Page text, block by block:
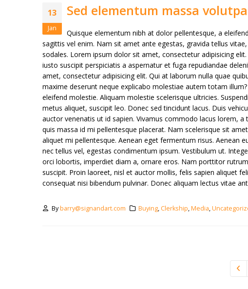
13
Jan
Sed elementum massa
Quisque elementum nibh at dolor pellentesque, a
sagittis vel enim. Nam sit amet ante egestas, gravida tellus
sodales. Lorem ipsum dolor sit amet, consectetur adipisicing
iusto suscipit perspiciatis a aspernatur et fuga repudiandae
amet, consectetur adipisicing elit. Qui at laborum nulla quae
maxime deserunt neque explicabo molestiae autem totam
eleifend molestie. Aliquam molestie scelerisque ultricies.
metus aliquet, suscipit leo. Donec sed tincidunt lacus. Duis
auctor venenatis ut id sapien. Vivamus commodo lacus lorem,
quis massa id mi pellentesque placerat. Nam scelerisque sit
aliquet mi pellentesque. Aenean eget fermentum risus. Aenean
nec tellus vel, egestas condimentum ipsum. Vestibulum ut.
orci lobortis, imperdiet diam a, ornare eros. Nam porttitor
suscipit. Proin laoreet, nisl et auctor mollis, felis sapien aliquet
consequat nisi bibendum pulvinar. Donec aliquam lectus vitae
Bybarry@signandart.com Buying,Clerkship,Media,